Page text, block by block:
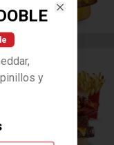
y
Close